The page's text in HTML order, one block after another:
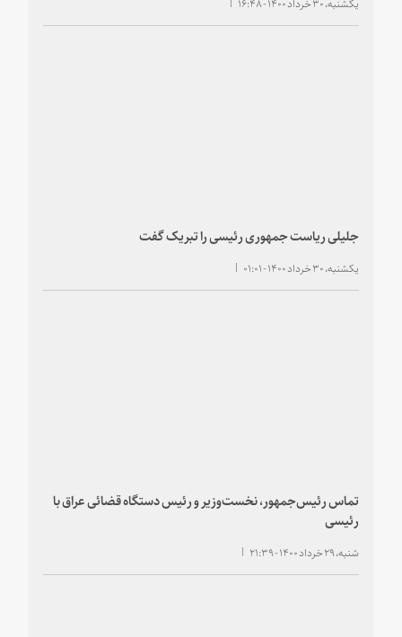
جلیلی ریاست جمهوری رئیسی را تبریک گفت
یکشنبه، ۳۰ خرداد ۱۴۰۰ - ۰۱:۰۱
تماس رئیس‌جمهور، نخست‌وزیر و رئیس دستگاه قضائی عراق با
رئیسی
شنبه، ۲۹ خرداد ۱۴۰۰ - ۲۱:۳۹